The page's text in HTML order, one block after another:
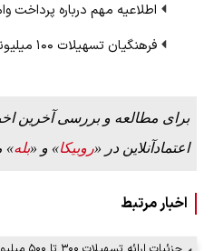
اطلاعیه مهم درباره پرداخت
فرهنگیان تسهیلات ۱۰۰ میلیونی خرید کالا دریافت می‌کنند
برای مطالعه و بررسی آخرین
اعتمادآنلاین در «روبیکا» و «بله»
اخبار مرتبط